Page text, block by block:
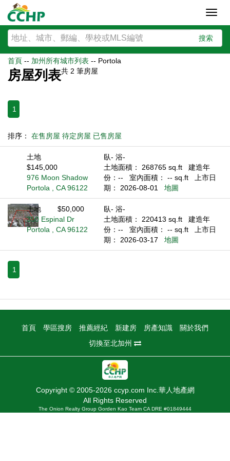
搜索
首頁 -- 加州所有城市列表 -- Portola
房屋列表共 2 筆房屋
1
排序： 在售房屋 待定房屋 已售房屋
土地
$145,000
976 Moon Shadow
Portola , CA 96122
臥- 浴-
土地面積： 268765 sq.ft
建造年
份：--
室內面積： -- sq.ft
上市日
期： 2026-08-01
地圖
土地
$50,000
350 Espinal Dr
Portola , CA 96122
臥- 浴-
土地面積： 220413 sq.ft
建造年
份：--
室內面積： -- sq.ft
上市日
期： 2026-03-17
地圖
1
首頁 學區搜房 推薦經紀 新建房 房產知識
關於我們
切換至北加州
Copyright © 2005-2026 ccyp.com Inc.華人地產網
All Rights Reserved
The Onion Realty Group Gorden Kao Team CA DRE #01849444